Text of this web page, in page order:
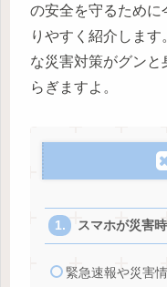
の安全を守るために
りやすく紹介しま
な災害対策がグン
らぎますよ。
スマホが災害
緊急速報や災害